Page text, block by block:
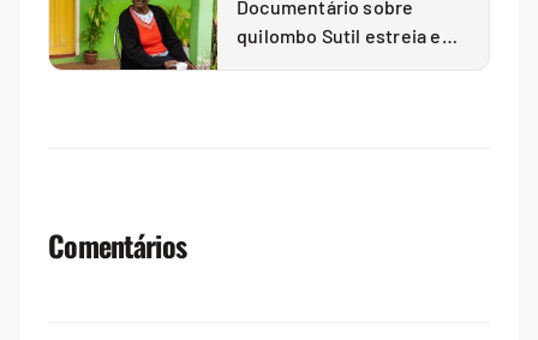
Documentário sobre
quilombo Sutil estreia em
Comentários